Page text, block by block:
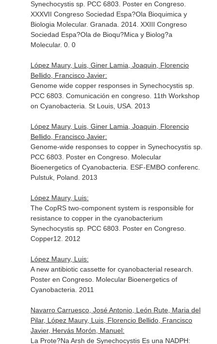
Synechocystis sp. PCC 6803. Poster en Congreso.
XXXVII Congreso Sociedad Espa?Ola Bioquimica y
Biologia Molecular. Granada. 2014. XXIII Congreso
Sociedad Espa?Ola de Bioqu?Mica y Biolog?a
Molecular. 0. 0
López Maury, Luis, Giner Lamia, Joaquin, Florencio
Bellido, Francisco Javier:
Genome wide copper responses in Synechocystis sp.
PCC 6803. Comunicación en congreso. 11th Workshop
on Cyanobacteria. St Louis, USA. 2013
López Maury, Luis, Giner Lamia, Joaquin, Florencio
Bellido, Francisco Javier:
Genome-wide responses to copper in Synechocystis sp.
PCC 6803. Poster en Congreso. Molecular
Bioenergetics of Cyanobacteria. ESF-EMBO conferenc.
Pulstuk, Poland. 2013
López Maury, Luis:
The CopRS two-component system is responsible for
resistance to copper in the cyanobacterium
Synechocystis sp. PCC 6803. Poster en Congreso.
Copper12. 2012
López Maury, Luis:
A new antibiotic cassette for cyanobacterial research.
Poster en Congreso. Molecular Bioenergetics of
Cyanobacteria. 2011
Navarro Carruesco, José Antonio, León Rute, Maria del
Pilar, López Maury, Luis, Florencio Bellido, Francisco
Javier, Hervás Morón, Manuel:
La Prote?Na Arsh de Synechocystis Es una NADPH: